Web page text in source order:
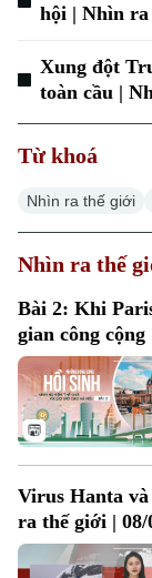
Chuyên mục
Xã hội
An ninh trật tự
Công nghệ
Nhịp sống Hà Nội
Khoảnh khắc Hà
Ẩm thực
Tin tức
Hồ sơ
Người Việt 4
Kinh tế
Tin tức
Cafe sáng
Tài chính Ngân
Doanh nghiệp
Nhà đất
Tin tức
Căn hộ
Tàu và Xe
Giáo dục
Tin tức
Văn hóa
hội | Nhìn ra
Xung đột
toàn cầu |
Từ khoá
Nhìn ra thế giới
Nhìn ra thế
Bài 2: Khi
gian công cộng
Virus Hanta
ra thế giới | 08/